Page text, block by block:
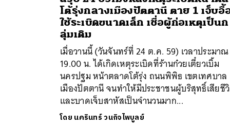
โต้รุ่งกลางเมืองปัตตานี ตาย 1 เจ็บอื้
ใช้ระเบิดขนาดเล็ก เชื่อผู้ก่อเหตุเป็นก
ลุ่มเดิม
เมื่อวานนี้ (วันจันทร์ที่ 24 ต.ค. 59) เวลาประมาณ
19.00 น. ได้เกิดเหตุระเบิดที่ร้านก๋วยเตี๋ยวเบิ้ม
นครปฐม หน้าตลาดโต้รุ่ง ถนนพิพิธ เขตเทศบาล
เมืองปัตตานี จนทำให้มีประชาชนผู้บริสุทธิ์เสียชี
และบาดเจ็บสาหัสเป็นจำนวนมาก...
โดย นครินทร์ วนกิจไพบูลย์